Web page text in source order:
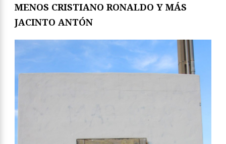
MENOS CRISTIANO RONALDO Y MÁS
JACINTO ANTÓN